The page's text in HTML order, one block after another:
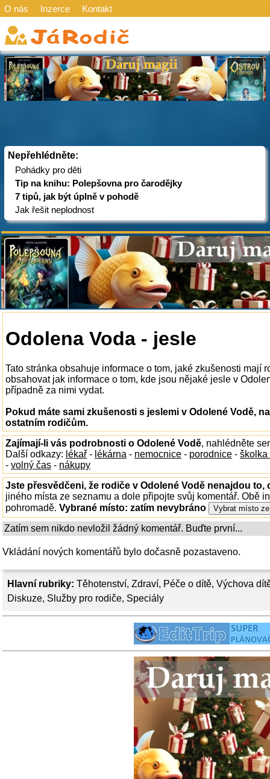
O nás Inzerce Kontakt
Nepřehlédněte:
Pohádky pro děti
Tip na knihu: Polepšovna pro čarodějky
7 tipů, jak být úplně v pohodě
Jak řešit neplodnost
Hlavní rubriky: Těhotenství, Zdraví, Péče o dítě, Výchova
Diskuze, Služby pro rodiče, Speciály
Odolena Voda - jesle
Tato stránka obsahuje informace o tom, jaké zkušenosti mají
obsahovat jak informace o tom, kde jsou nějaké jesle v
případně za nimi vydat.
Pokud máte sami zkušenosti s jeslemi v Odolené Vodě,
ostatním rodičům.
Zajímají-li vás podrobnosti o Odolené Vodě, nahlédněte
Další odkazy: lékař - lékárna - nemocnice - porodnice - školka
- volný čas - nákupy
Jste přesvědčeni, že rodiče v Odolené Vodě nenajdou to,
jiného místa ze seznamu a dole připojte svůj komentář. Obě
pohromadě. Vybrané místo: zatím nevybráno
Zatím sem nikdo nevložil žádný komentář. Buďte první...
Vkládání nových komentářů bylo dočasně pozastaveno.